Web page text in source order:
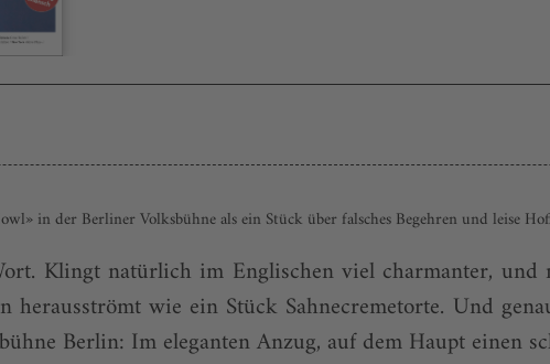
in der Berliner Volksbühne als ein Stück über falsches Begehren und leise
Klingt natürlich im Englischen viel charmanter, und
herausströmt wie ein Stück Sahnecremetorte. Und
Berlin: Im eleganten Anzug, auf dem Haupt einen